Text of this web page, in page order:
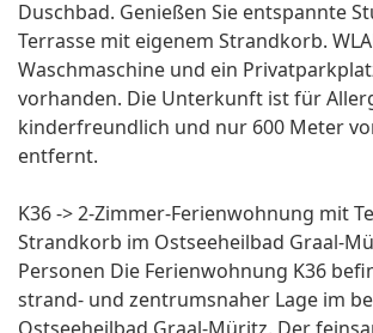
Duschbad. Genießen Sie entspannte
Terrasse mit eigenem Strandkorb.
Waschmaschine und ein
vorhanden. Die Unterkunft ist für
kinderfreundlich und nur 600 Meter
entfernt.
K36 -> 2-Zimmer-Ferienwohnung mit
Strandkorb im Ostseeheilbad Graal-
Personen Die Ferienwohnung K36
strand- und zentrumsnaher Lage im